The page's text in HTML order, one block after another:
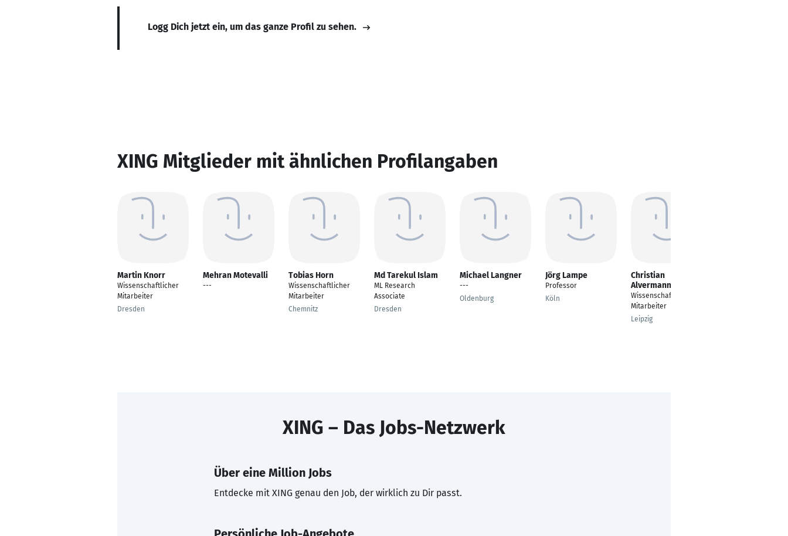
Logg Dich jetzt ein, um das ganze Profil zu sehen.
XING Mitglieder mit ähnlichen Profilangaben
Martin Knorr
Wissenschaftlicher
Mitarbeiter
Dresden
Mehran Motevalli
---
Tobias Horn
Wissenschaftlicher
Mitarbeiter
Chemnitz
Md Tarekul Islam
ML Research
Associate
Dresden
Michael Langner
---
Oldenburg
Jörg Lampe
Professor
Köln
Christian
Alvermann
Wissenschaftlicher
Mitarbeiter
Leipzig
XING – Das Jobs-Netzwerk
Über eine Million Jobs
Entdecke mit XING genau den Job, der wirklich zu Dir passt.